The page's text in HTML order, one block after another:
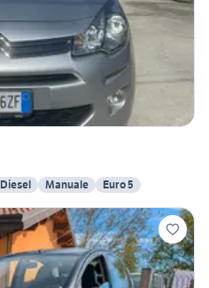
Diesel Manuale Euro 5